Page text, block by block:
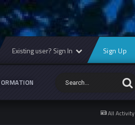
Existing user? Sign In Sign Up
All Activity